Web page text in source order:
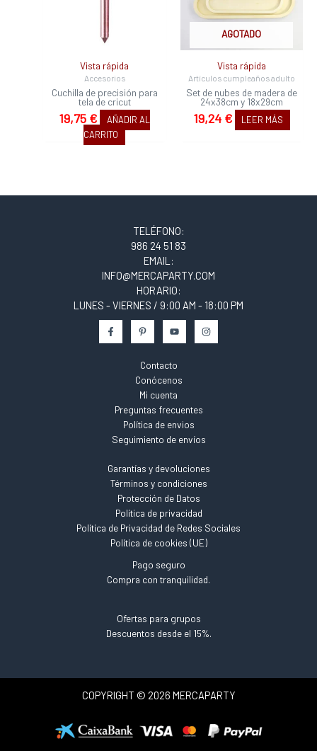
Vista rápida
Accesorios
Cuchilla de precisión para
tela de cricut
19,75 €
AÑADIR AL
CARRITO
AGOTADO
Vista rápida
Artículos cumpleaños adulto
Set de nubes de madera de
24x38cm y 18x29cm
19,24 € LEER MÁS
TELÉFONO:
986 24 51 83
EMAIL:
INFO@MERCAPARTY.COM
HORARIO:
LUNES - VIERNES / 9:00 AM - 18:00 PM
Contacto
Conócenos
Mi cuenta
Preguntas frecuentes
Política de envios
Seguimiento de envíos
Garantías y devoluciones
Términos y condiciones
Protección de Datos
Política de privacidad
Política de Privacidad de Redes Sociales
Política de cookies (UE)
Pago seguro
Compra con tranquilidad.
Ofertas para grupos
Descuentos desde el 15%.
COPYRIGHT © 2026 MERCAPARTY